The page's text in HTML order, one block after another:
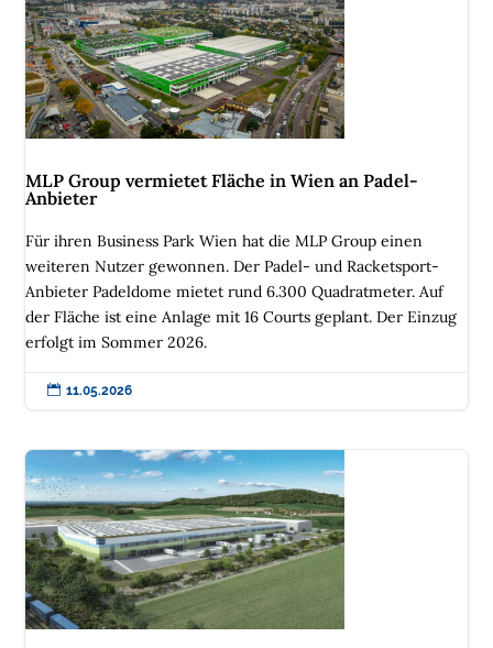
MLP Group vermietet Fläche in Wien an Padel-
Anbieter
Für ihren Business Park Wien hat die MLP Group einen
weiteren Nutzer gewonnen. Der Padel- und Racketsport-
Anbieter Padeldome mietet rund 6.300 Quadratmeter. Auf
der Fläche ist eine Anlage mit 16 Courts geplant. Der Einzug
erfolgt im Sommer 2026.
 11.05.2026